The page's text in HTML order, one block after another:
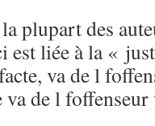
plupart des
liée à la «
va de l
de l